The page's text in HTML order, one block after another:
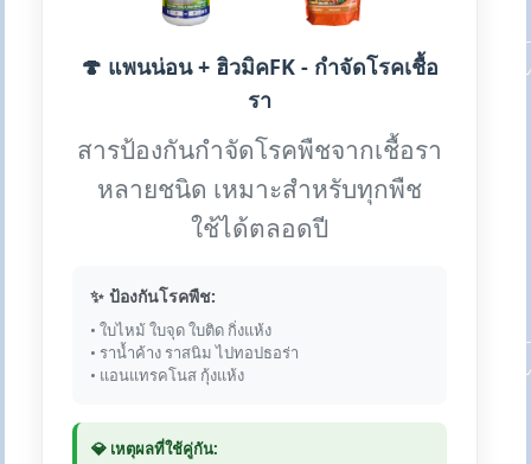
🍄 แพนน่อน + ฮิวมิคFK - กำจัดโรคเชื้อ
รา
สารป้องกันกำจัดโรคพืชจากเชื้อรา
หลายชนิด เหมาะสำหรับทุกพืช
ใช้ได้ตลอดปี
✨ ป้องกันโรคพืช:
• ใบไหม้ ใบจุด ใบติด กิ่งแห้ง
• ราน้ำค้าง ราสนิม ไปทอปธอร่า
• แอนแทรคโนส กุ้งแห้ง
💎 เหตุผลที่ใช้คู่กัน: